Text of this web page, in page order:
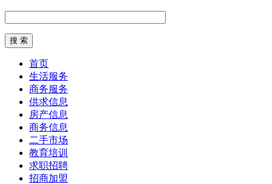
首页
生活服务
商务服务
供求信息
房产信息
商务信息
二手市场
教育培训
求职招聘
招商加盟